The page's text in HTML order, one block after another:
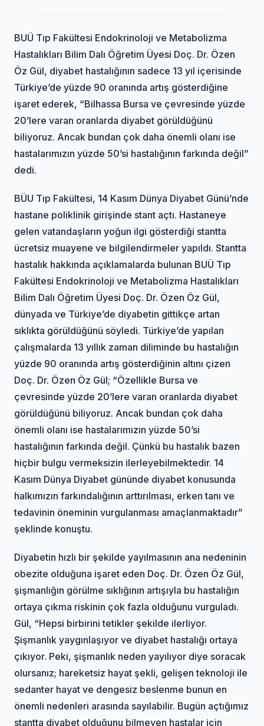
BUÜ Tıp Fakültesi Endokrinoloji ve Metabolizma
Hastalıkları Bilim Dalı Öğretim Üyesi Doç. Dr. Özen
Öz Gül, diyabet hastalığının sadece 13 yıl içerisinde
Türkiye’de yüzde 90 oranında artış gösterdiğine
işaret ederek, “Bilhassa Bursa ve çevresinde yüzde
20’lere varan oranlarda diyabet görüldüğünü
biliyoruz. Ancak bundan çok daha önemli olanı ise
hastalarımızın yüzde 50’si hastalığının farkında değil”
dedi.
BÜU Tıp Fakültesi, 14 Kasım Dünya Diyabet Günü’nde
hastane poliklinik girişinde stant açtı. Hastaneye
gelen vatandaşların yoğun ilgi gösterdiği stantta
ücretsiz muayene ve bilgilendirmeler yapıldı. Stantta
hastalık hakkında açıklamalarda bulunan BUÜ Tıp
Fakültesi Endokrinoloji ve Metabolizma Hastalıkları
Bilim Dalı Öğretim Üyesi Doç. Dr. Özen Öz Gül,
dünyada ve Türkiye’de diyabetin gittikçe artan
sıklıkta görüldüğünü söyledi. Türkiye’de yapılan
çalışmalarda 13 yıllık zaman diliminde bu hastalığın
yüzde 90 oranında artış gösterdiğinin altını çizen
Doç. Dr. Özen Öz Gül; “Özellikle Bursa ve
çevresinde yüzde 20’lere varan oranlarda diyabet
görüldüğünü biliyoruz. Ancak bundan çok daha
önemli olanı ise hastalarımızın yüzde 50’si
hastalığının farkında değil. Çünkü bu hastalık bazen
hiçbir bulgu vermeksizin ilerleyebilmektedir. 14
Kasım Dünya Diyabet gününde diyabet konusunda
halkımızın farkındalığının arttırılması, erken tanı ve
tedavinin öneminin vurgulanması amaçlanmaktadır”
şeklinde konuştu.
Diyabetin hızlı bir şekilde yayılmasının ana nedeninin
obezite olduğuna işaret eden Doç. Dr. Özen Öz Gül,
şişmanlığın görülme sıklığının artışıyla bu hastalığın
ortaya çıkma riskinin çok fazla olduğunu vurguladı.
Gül, “Hepsi birbirini tetikler şekilde ilerliyor.
Şişmanlık yaygınlaşıyor ve diyabet hastalığı ortaya
çıkıyor. Peki, şişmanlık neden yayılıyor diye soracak
olursanız; hareketsiz hayat şekli, gelişen teknoloji ile
sedanter hayat ve dengesiz beslenme bunun en
önemli nedenleri arasında sayılabilir. Bugün açtığımız
stantta diyabet olduğunu bilmeyen hastalar için